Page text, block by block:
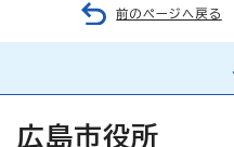
前のページへ戻る
広島市役所